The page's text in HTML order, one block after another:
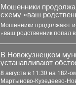
Мошенники
схему «ваш
но теперь все чаще
современные
Мошенники продолжают
«ваш родственник попал в
️В Новокузнецком
устанавливают
котором
двое из которых дети
8 августа в 11:30 на 182-
Мартыново-Кузедеево-